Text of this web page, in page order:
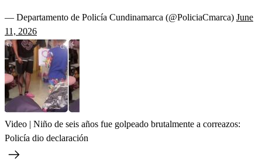
— Departamento de Policía Cundinamarca (@PoliciaCmarca) June
11, 2026
Video | Niño de seis años fue golpeado brutalmente a correazos:
Policía dio declaración